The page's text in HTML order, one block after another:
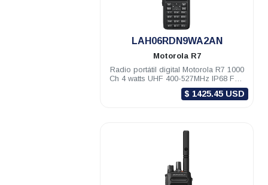
LAH06RDN9WA2AN
Motorola R7
Radio portátil digital Motorola R7 1000
Ch 4 watts UHF 400-527MHz IP68 FKP
Compatible
$ 1425.45 USD